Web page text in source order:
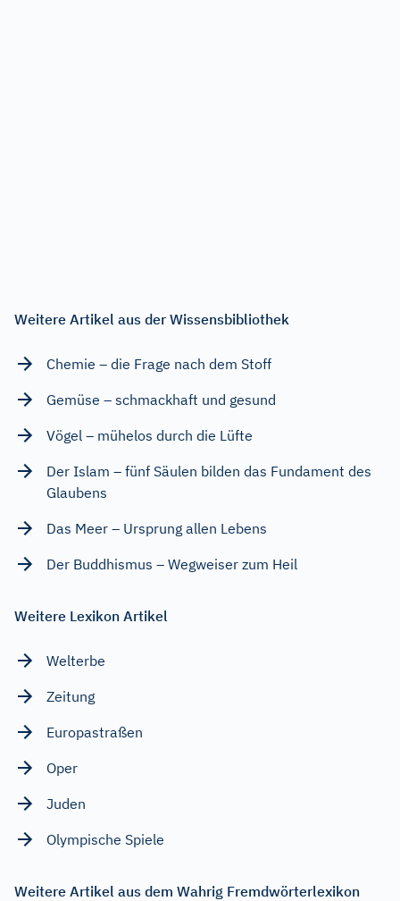
Weitere Artikel aus der Wissensbibliothek
Chemie – die Frage nach dem Stoff
Gemüse – schmackhaft und gesund
Vögel – mühelos durch die Lüfte
Der Islam – fünf Säulen bilden das Fundament des
Glaubens
Das Meer – Ursprung allen Lebens
Der Buddhismus – Wegweiser zum Heil
Weitere Lexikon Artikel
Welterbe
Zeitung
Europastraßen
Oper
Juden
Olympische Spiele
Weitere Artikel aus dem Wahrig Fremdwörterlexikon